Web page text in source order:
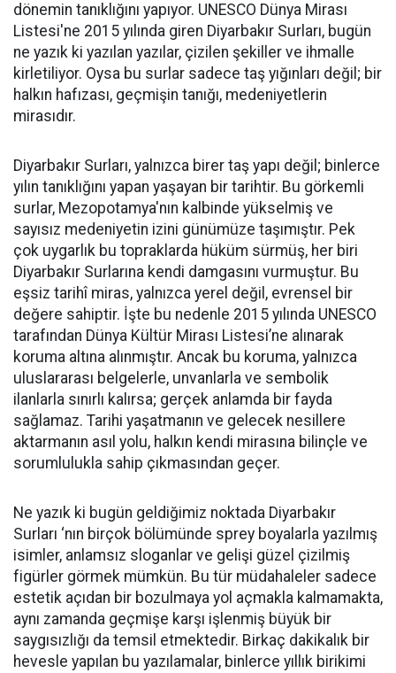
dönemin tanıklığını yapıyor. UNESCO Dünya Mirası
Listesi'ne 2015 yılında giren Diyarbakır Surları, bugün
ne yazık ki yazılan yazılar, çizilen şekiller ve ihmalle
kirletiliyor. Oysa bu surlar sadece taş yığınları değil; bir
halkın hafızası, geçmişin tanığı, medeniyetlerin
mirasıdır.
Diyarbakır Surları, yalnızca birer taş yapı değil; binlerce
yılın tanıklığını yapan yaşayan bir tarihtir. Bu görkemli
surlar, Mezopotamya'nın kalbinde yükselmiş ve
sayısız medeniyetin izini günümüze taşımıştır. Pek
çok uygarlık bu topraklarda hüküm sürmüş, her biri
Diyarbakır Surlarına kendi damgasını vurmuştur. Bu
eşsiz tarihî miras, yalnızca yerel değil, evrensel bir
değere sahiptir. İşte bu nedenle 2015 yılında UNESCO
tarafından Dünya Kültür Mirası Listesi’ne alınarak
koruma altına alınmıştır. Ancak bu koruma, yalnızca
uluslararası belgelerle, unvanlarla ve sembolik
ilanlarla sınırlı kalırsa; gerçek anlamda bir fayda
sağlamaz. Tarihi yaşatmanın ve gelecek nesillere
aktarmanın asıl yolu, halkın kendi mirasına bilinçle ve
sorumlulukla sahip çıkmasından geçer.
Ne yazık ki bugün geldiğimiz noktada Diyarbakır
Surları ‘nın birçok bölümünde sprey boyalarla yazılmış
isimler, anlamsız sloganlar ve gelişi güzel çizilmiş
figürler görmek mümkün. Bu tür müdahaleler sadece
estetik açıdan bir bozulmaya yol açmakla kalmamakta,
aynı zamanda geçmişe karşı işlenmiş büyük bir
saygısızlığı da temsil etmektedir. Birkaç dakikalık bir
hevesle yapılan bu yazılamalar, binlerce yıllık birikimi